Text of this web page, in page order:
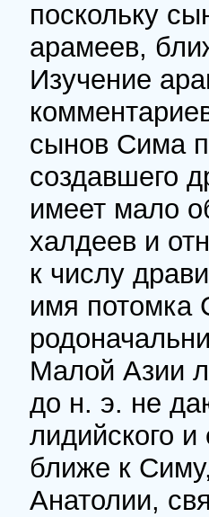
поскольку
арамеев,
Изучение
сынов Сима
создавшего
имеет мало
халдеев и
к числу
имя потомка
Малой Азии
до н. э. не
лидийского
ближе к
Анатолии,